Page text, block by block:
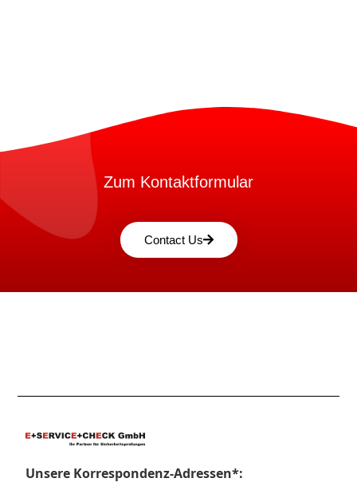
Zum Kontaktformular
Contact Us
Unsere Korrespondenz-Adressen*: